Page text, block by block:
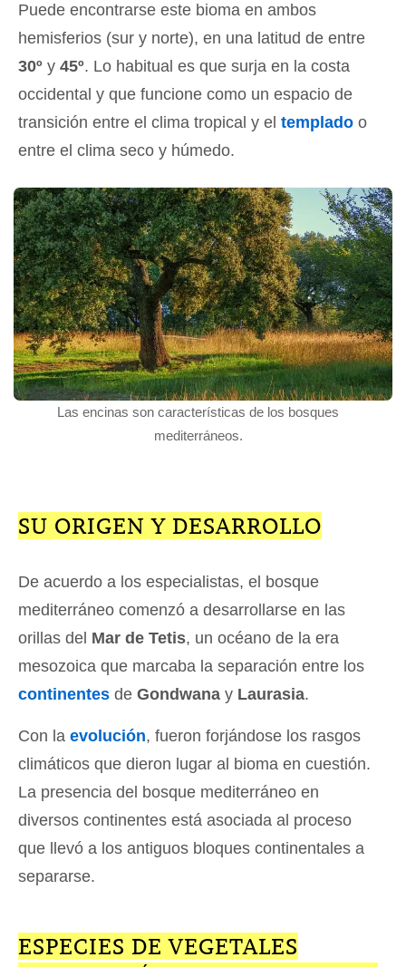
Puede encontrarse este bioma en ambos
hemisferios (sur y norte), en una latitud de entre
30º y 45º. Lo habitual es que surja en la costa
occidental y que funcione como un espacio de
transición entre el clima tropical y el templado o
entre el clima seco y húmedo.
Las encinas son características de los bosques
mediterráneos.
SU ORIGEN Y DESARROLLO
De acuerdo a los especialistas, el bosque
mediterráneo comenzó a desarrollarse en las
orillas del Mar de Tetis, un océano de la era
mesozoica que marcaba la separación entre los
continentes de Gondwana y Laurasia.
Con la evolución, fueron forjándose los rasgos
climáticos que dieron lugar al bioma en cuestión.
La presencia del bosque mediterráneo en
diversos continentes está asociada al proceso
que llevó a los antiguos bloques continentales a
separarse.
ESPECIES DE VEGETALES